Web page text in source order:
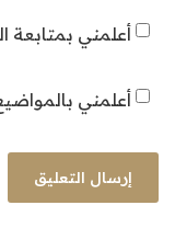
أعلمني بمتابعة
أعلمني